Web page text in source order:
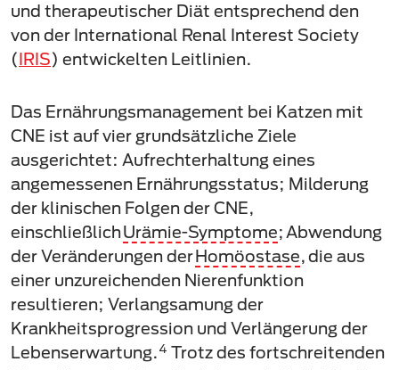
und therapeutischer Diät entsprechend den
von der International Renal Interest Society
(IRIS) entwickelten Leitlinien.
Das Ernährungsmanagement bei Katzen mit
CNE ist auf vier grundsätzliche Ziele
ausgerichtet: Aufrechterhaltung eines
angemessenen Ernährungsstatus; Milderung
der klinischen Folgen der CNE,
einschließlichUrämie-Symptome; Abwendung
der Veränderungen derHomöostase, die aus
einer unzureichenden Nierenfunktion
resultieren; Verlangsamung der
Krankheitsprogression und Verlängerung der
Lebenserwartung.4 Trotz des fortschreitenden